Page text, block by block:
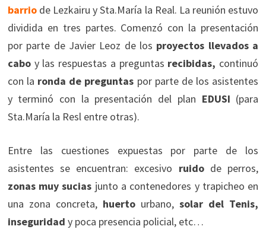
barriode Lezkairu y Sta.María la Real. La reunión estuvo
dividida en tres partes. Comenzó con la presentación
por parte de Javier Leoz de los proyectos llevados a
caboy las respuestas a preguntas recibidas, continuó
con la ronda de preguntas por parte de los asistentes
y terminó con la presentación del plan EDUSI (para
Sta.María la Resl entre otras).
Entre las cuestiones expuestas por parte de los
asistentes se encuentran: excesivo ruidode perros,
zonas muy sucias junto a contenedores y trapicheo en
una zona concreta, huertourbano,solar del Tenis,
inseguridad y poca presencia policial, etc…